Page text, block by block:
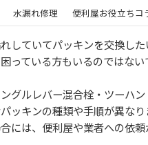
水漏れ修理 便利屋お役立ちコ
していてパッキンを交換し
っている方もいるのではない
グルレバー混合栓・ツーハ
ッキンの種類や手順が異な
には、便利屋や業者への依頼